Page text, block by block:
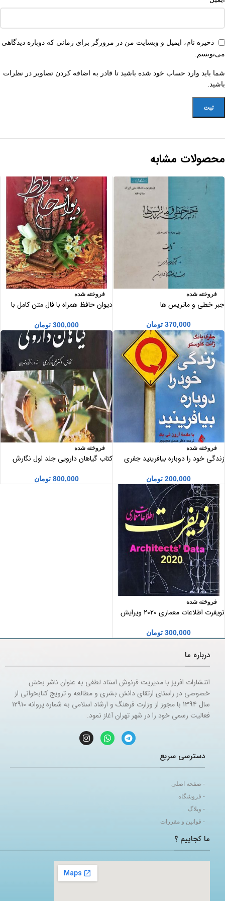
ذخیره نام، ایمیل و وبسایت من در مرورگر برای زمانی که دوباره دیدگاهی
می‌نویسم.
شما باید وارد حساب خود شده باشید تا قادر به اضافه کردن تصاویر در نظرات
باشید.
محصولات مشابه
فروخته شده
جبر خطی و ماتریس ها
370,000 تومان
فروخته شده
دیوان حافظ همراه با فال متن کامل با
300,000 تومان
فروخته شده
زندگی خود را دوباره بیافرینید جفری
200,000 تومان
فروخته شده
کتاب گیاهان دارویی جلد اول نگارش
800,000 تومان
فروخته شده
نویفرت اطلاعات معماری 2020 ویرایش
300,000 تومان
درباره ما
انتشارات افریز با مدیریت فرنوش استاد لطفی به عنوان ناشر بخش
خصوصی در راستای ارتقای دانش بشری و مطالعه و ترویج کتابخوانی از
سال 1394 با مجوز از وزارت فرهنگ و ارشاد اسلامی به شماره پروانه 12910
فعالیت رسمی خود را در شهر تهران آغاز نمود.
دسترسی سریع
- صفحه اصلی
- فروشگاه
- وبلاگ
- قوانین و مقررات
ما کجاییم ؟